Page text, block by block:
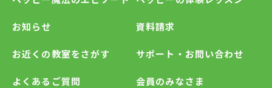
お知らせ
お近くの教室をさがす
よくあるご質問
資料請求
サポート・お問い合わせ
会員のみなさま